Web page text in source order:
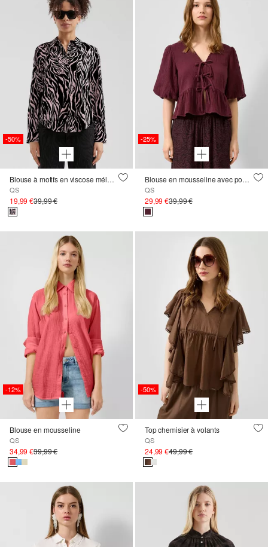
-50%
Blouse à motifs en viscose mélangée
QS
19,99 €39,99 €
-25%
Blouse en mousseline avec pompon et manches ballon
QS
29,99 €39,99 €
-12%
Blouse en mousseline
QS
34,99 €39,99 €
-50%
Top chemisier à volants
QS
24,99 €49,99 €